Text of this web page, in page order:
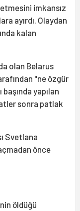
imkansız
ayırdı. Olaydan
kalan
olan Belarus
"ne özgür
yapılan
sonra patlak
Svetlana
önce
öldüğü